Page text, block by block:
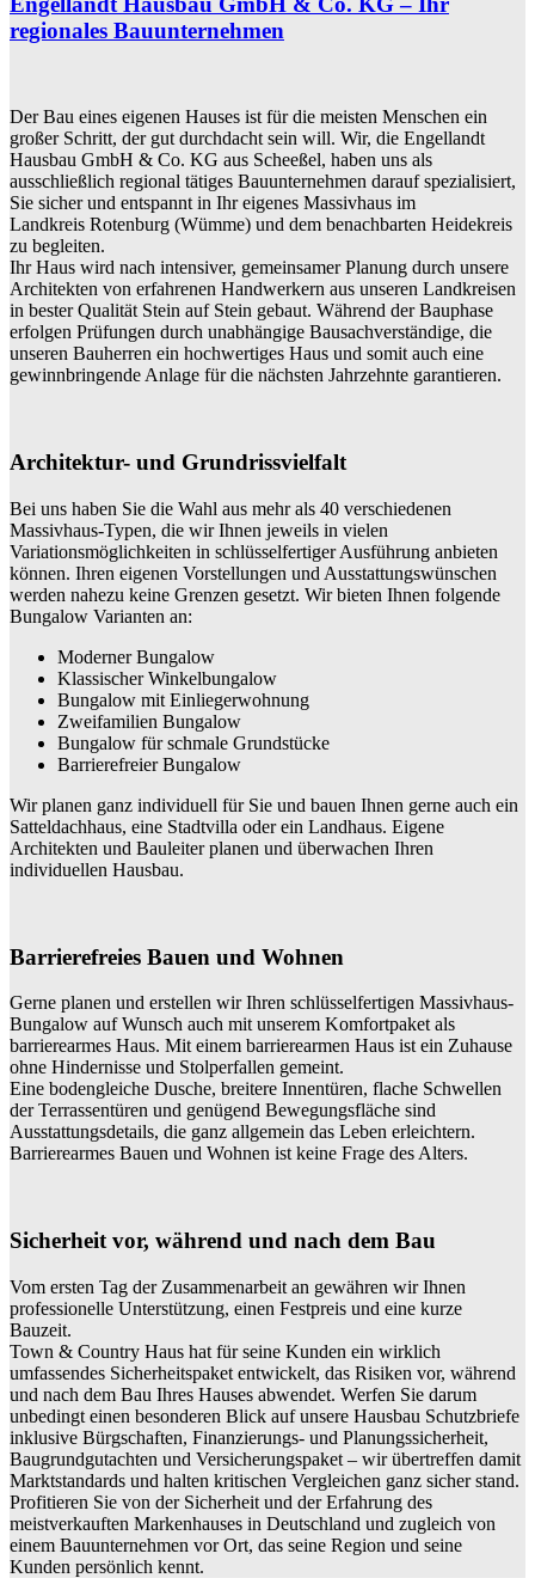
regionales Bauunternehmen
Der Bau eines eigenen Hauses ist für die meisten Menschen ein
großer Schritt, der gut durchdacht sein will. Wir, die Engellandt
Hausbau GmbH & Co. KG aus Scheeßel, haben uns als
ausschließlich regional tätiges Bauunternehmen darauf spezialisiert,
Sie sicher und entspannt in Ihr eigenes Massivhaus im
Landkreis Rotenburg (Wümme) und dem benachbarten Heidekreis
zu begleiten.
Ihr Haus wird nach intensiver, gemeinsamer Planung durch unsere
Architekten von erfahrenen Handwerkern aus unseren Landkreisen
in bester Qualität Stein auf Stein gebaut. Während der Bauphase
erfolgen Prüfungen durch unabhängige Bausachverständige, die
unseren Bauherren ein hochwertiges Haus und somit auch eine
gewinnbringende Anlage für die nächsten Jahrzehnte garantieren.
Architektur- und Grundrissvielfalt
Bei uns haben Sie die Wahl aus mehr als 40 verschiedenen
Massivhaus-Typen, die wir Ihnen jeweils in vielen
Variationsmöglichkeiten in schlüsselfertiger Ausführung anbieten
können. Ihren eigenen Vorstellungen und Ausstattungswünschen
werden nahezu keine Grenzen gesetzt. Wir bieten Ihnen folgende
Bungalow Varianten an:
Moderner Bungalow
Klassischer Winkelbungalow
Bungalow mit Einliegerwohnung
Zweifamilien Bungalow
Bungalow für schmale Grundstücke
Barrierefreier Bungalow
Wir planen ganz individuell für Sie und bauen Ihnen gerne auch ein
Satteldachhaus, eine Stadtvilla oder ein Landhaus. Eigene
Architekten und Bauleiter planen und überwachen Ihren
individuellen Hausbau.
Barrierefreies Bauen und Wohnen
Gerne planen und erstellen wir Ihren schlüsselfertigen Massivhaus-
Bungalow auf Wunsch auch mit unserem Komfortpaket als
barrierearmes Haus. Mit einem barrierearmen Haus ist ein Zuhause
ohne Hindernisse und Stolperfallen gemeint.
Eine bodengleiche Dusche, breitere Innentüren, flache Schwellen
der Terrassentüren und genügend Bewegungsfläche sind
Ausstattungsdetails, die ganz allgemein das Leben erleichtern.
Barrierearmes Bauen und Wohnen ist keine Frage des Alters.
Sicherheit vor, während und nach dem Bau
Vom ersten Tag der Zusammenarbeit an gewähren wir Ihnen
professionelle Unterstützung, einen Festpreis und eine kurze
Bauzeit.
Town & Country Haus hat für seine Kunden ein wirklich
umfassendes Sicherheitspaket entwickelt, das Risiken vor, während
und nach dem Bau Ihres Hauses abwendet. Werfen Sie darum
unbedingt einen besonderen Blick auf unsere Hausbau Schutzbriefe
inklusive Bürgschaften, Finanzierungs- und Planungssicherheit,
Baugrundgutachten und Versicherungspaket – wir übertreffen damit
Marktstandards und halten kritischen Vergleichen ganz sicher stand.
Profitieren Sie von der Sicherheit und der Erfahrung des
meistverkauften Markenhauses in Deutschland und zugleich von
einem Bauunternehmen vor Ort, das seine Region und seine
Kunden persönlich kennt.